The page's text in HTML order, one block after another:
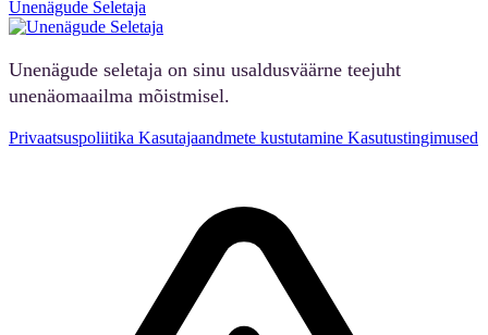
Unenägude Seletaja
Unenägude seletaja on sinu usaldusväärne teejuht
unenäomaailma mõistmisel.
Privaatsuspoliitika Kasutajaandmete kustutamine Kasutustingimused